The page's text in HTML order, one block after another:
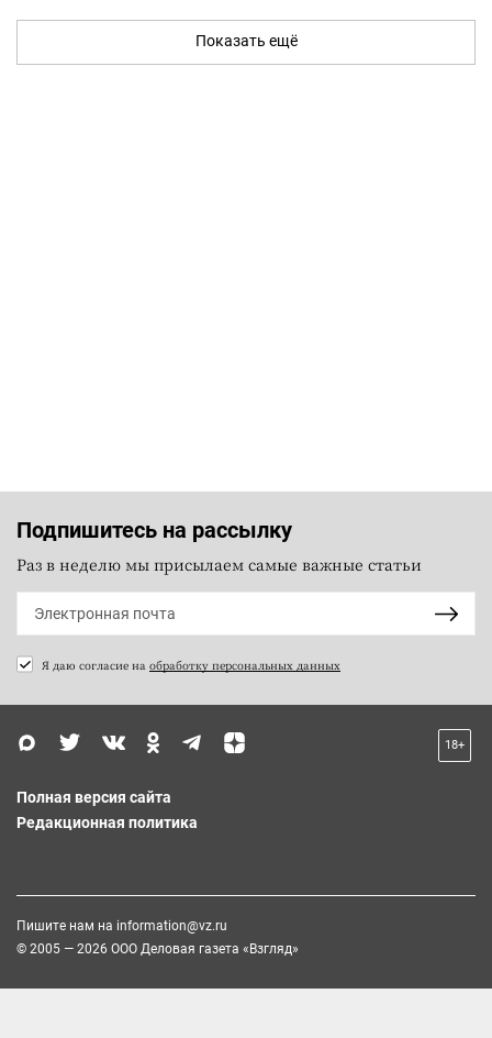
Показать ещё
Подпишитесь на рассылку
Раз в неделю мы присылаем самые важные статьи
Я даю согласие на обработку персональных данных
18+
Полная версия сайта
Редакционная политика
Пишите нам на information@vz.ru
© 2005 — 2026 ООО Деловая газета «Взгляд»